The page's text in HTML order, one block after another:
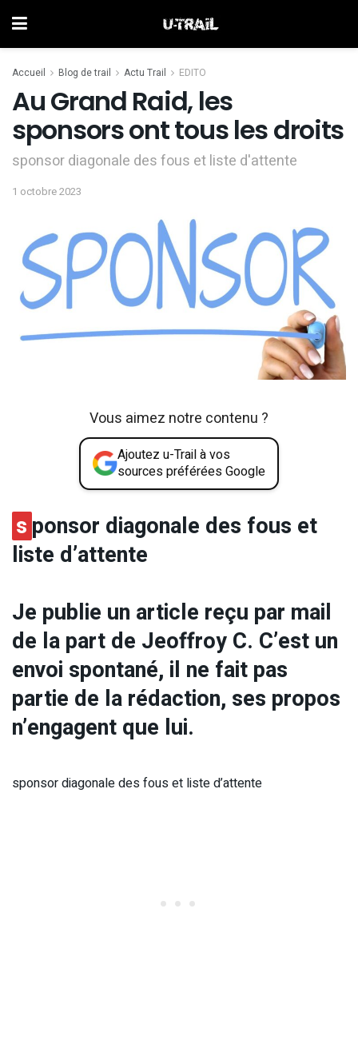
Accueil Blog de trail Actu Trail EDITO
Au Grand Raid, les
sponsors ont tous les droits
sponsor diagonale des fous et liste d'attente
1 octobre 2023
Vous aimez notre contenu ?
Ajoutez u-Trail à vos
sources préférées Google
s ponsor diagonale des fous et
liste d’attente
Je publie un article reçu par mail
de la part de Jeoffroy C. C’est un
envoi spontané, il ne fait pas
partie de la rédaction, ses propos
n’engagent que lui.
sponsor diagonale des fous et liste d’attente